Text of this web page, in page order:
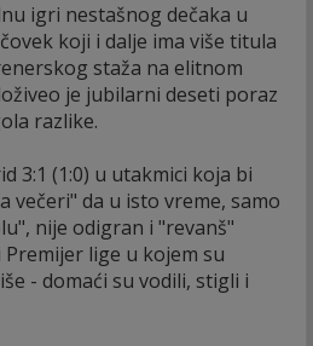
igri nestašnog dečaka u
koji i dalje ima više titula
staža na elitnom
je jubilarni deseti poraz
razlike.
3:1 (1:0) u utakmici koja bi
večeri" da u isto vreme, samo
nije odigran i "revanš"
lige u kojem su
- domaći su vodili, stigli i